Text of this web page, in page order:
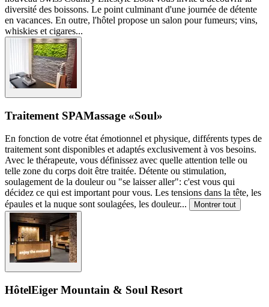
diversité des boissons. Le point culminant d'une journée de détente
en vacances. En outre, l'hôtel propose un salon pour fumeurs; vins,
whiskies et cigares...
Traitement SPAMassage «Soul»
En fonction de votre état émotionnel et physique, différents types de
traitement sont disponibles et adaptés exclusivement à vos besoins.
Avec le thérapeute, vous définissez avec quelle attention telle ou
telle zone du corps doit être traitée. Détente ou stimulation,
soulagement de la douleur ou "se laisser aller": c'est vous qui
décidez ce qui est important pour vous. Les tensions dans la tête, les
épaules et la nuque sont soulagées, les douleur... Montrer tout
HôtelEiger Mountain & Soul Resort